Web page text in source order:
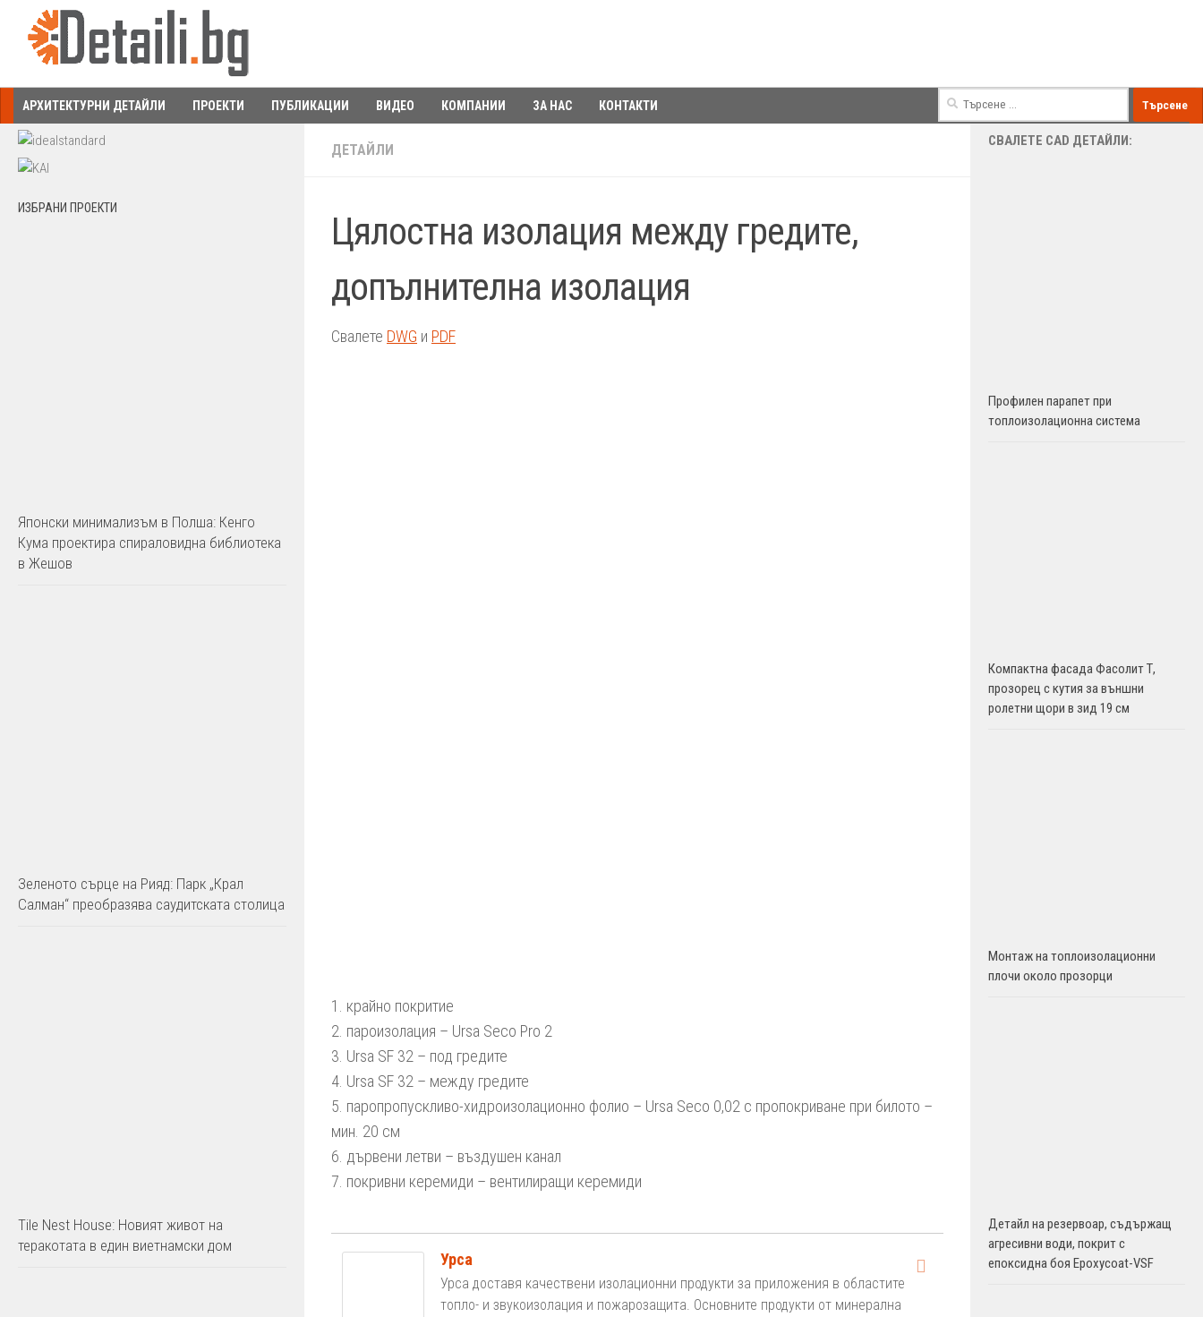
Към съдържанието
АРХИТЕКТУРНИ ДЕТАЙЛИ ПРОЕКТИ ПУБЛИКАЦИИ ВИДЕО КОМПАНИИ ЗА НАС КОНТАКТИ
Търсене
за:
ДЕТАЙЛИ
Цялостна изолация между гредите,
допълнителна изолация
Свалете DWG и PDF
1. крайно покритие
2. пароизолация – Ursa Seco Pro 2
3. Ursa SF 32 – под гредите
4. Ursa SF 32 – между гредите
5. паропропускливо-хидроизолационно фолио – Ursa Seco 0,02 с пропокриване при билото –
мин. 20 см
6. дървени летви – въздушен канал
7. покривни керемиди – вентилиращи керемиди
Урса
Урса доставя качествени изолационни продукти за приложения в областите
топло- и звукоизолация и пожарозащита. Основните продукти от минерална
ИЗБРАНИ ПРОЕКТИ
Японски минимализъм в Полша: Кенго
Кума проектира спираловидна библиотека
в Жешов
Зеленото сърце на Рияд: Парк „Крал
Салман“ преобразява саудитската столица
Tile Nest House: Новият живот на
теракотата в един виетнамски дом
СВАЛЕТЕ CAD ДЕТАЙЛИ:
Профилен парапет при
топлоизолационна система
Компактна фасада Фасолит Т,
прозорец с кутия за външни
ролетни щори в зид 19 см
Монтаж на топлоизолационни
плочи около прозорци
Детайл на резервоар, съдържащ
агресивни води, покрит с
епоксидна боя Epoxycoat-VSF